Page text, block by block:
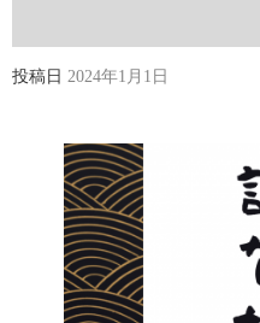
投稿日 2024年1月1日